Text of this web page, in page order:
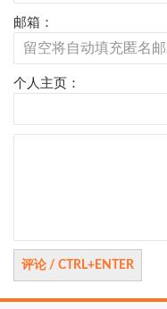
邮箱：
个人主页：